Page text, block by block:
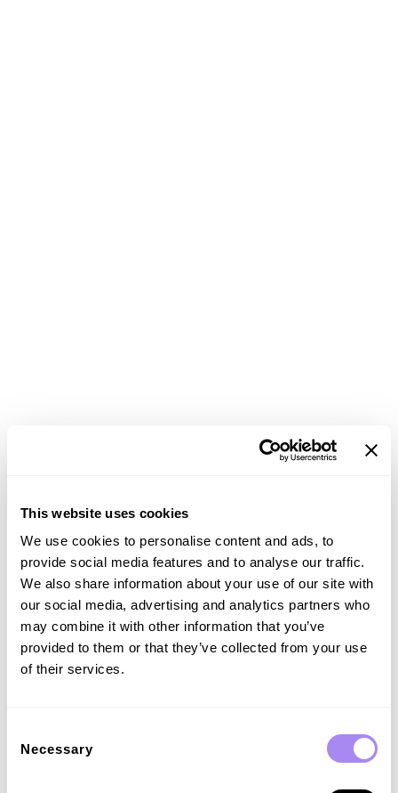
This website uses cookies
We use cookies to personalise content and ads, to
provide social media features and to analyse our traffic.
We also share information about your use of our site with
our social media, advertising and analytics partners who
may combine it with other information that you’ve
provided to them or that they’ve collected from your use
of their services.
Selection
Necessary